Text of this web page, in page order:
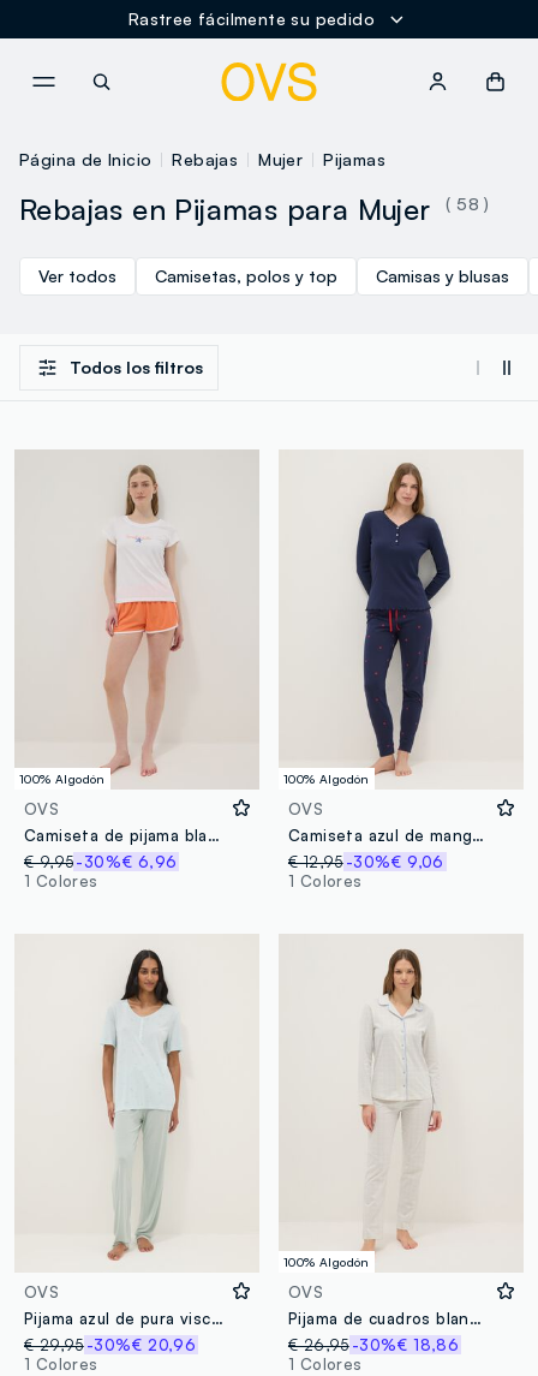
Rastree fácilmente su pedido
Página de Inicio Rebajas Mujer Pijamas
Rebajas en Pijamas para Mujer ( 58 )
Ver todos Camisetas, polos y top Camisas y blusas
Todos los filtros
100% Algodón
OVS
Camiseta de pijama blanca de algodón puro, corte regular con bordado
€ 9,95-30%€ 6,96
1 Colores
100% Algodón
OVS
Camiseta azul de manga larga en algodón puro regular fit con cuello Henley
€ 12,95 -30%€ 9,06
1 Colores
OVS
Pijama azul de pura viscosa de ajuste regular
€ 29,95-30%€ 20,96
1 Colores
100% Algodón
OVS
Pijama de cuadros blanco en algodón puro corte regular
€ 26,95 -30%€ 18,86
1 Colores